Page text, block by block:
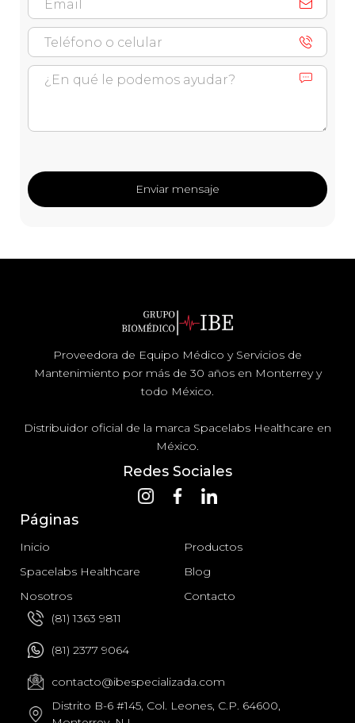
Proveedora de Equipo Médico y Servicios de
Mantenimiento por más de 30 años en Monterrey y
todo México.
Distribuidor oficial de la marca Spacelabs Healthcare en
México.
Redes Sociales
Páginas
Inicio
Productos
Spacelabs Healthcare
Blog
Nosotros
Contacto
(81) 1363 9811
(81) 2377 9064
contacto@ibespecializada.com
Distrito B-6 #145, Col. Leones, C.P. 64600,